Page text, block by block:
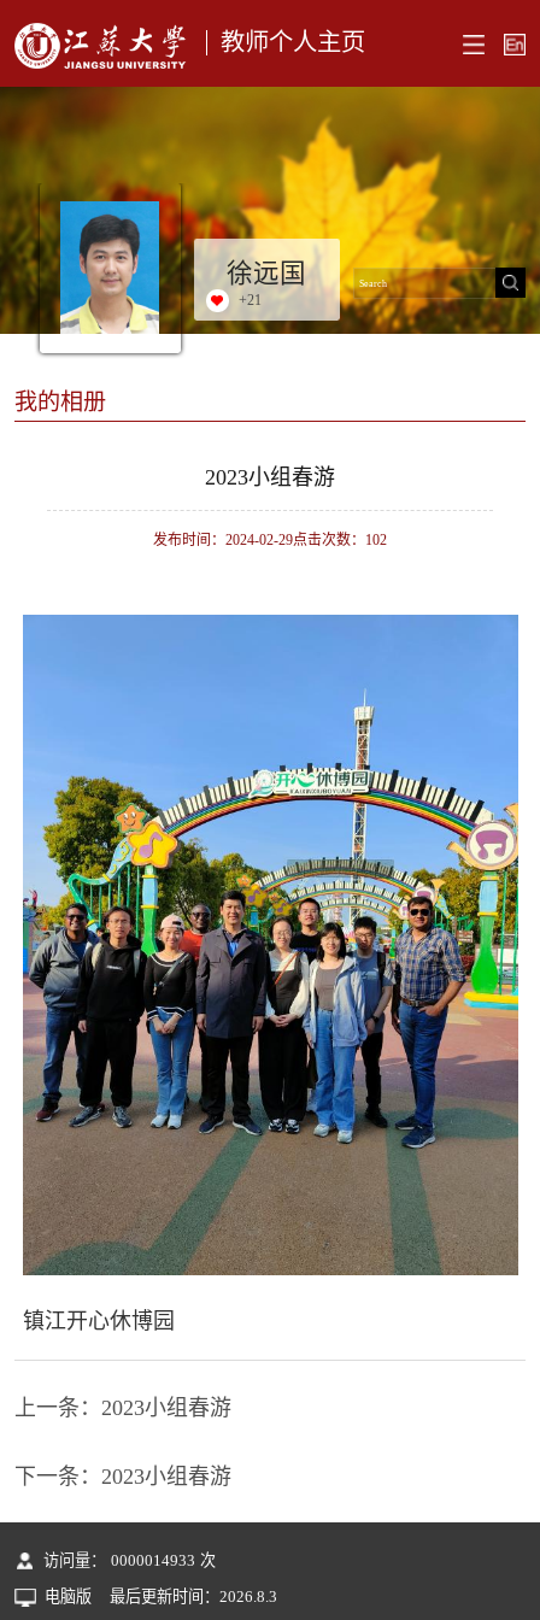
教师个人主页
徐远国
+21
我的相册
2023小组春游
发布时间：2024-02-29点击次数： 102
镇江开心休博园
上一条： 2023小组春游
下一条： 2023小组春游
访问量： 0000014933 次
电脑版
最后更新时间： 2026 8 3